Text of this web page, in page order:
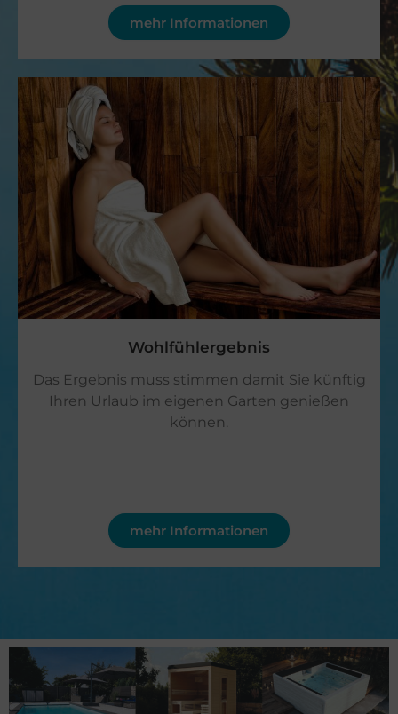
mehr Informationen
Wohlfühlergebnis
Das Ergebnis muss stimmen damit Sie künftig
Ihren Urlaub im eigenen Garten genießen
können.
mehr Informationen